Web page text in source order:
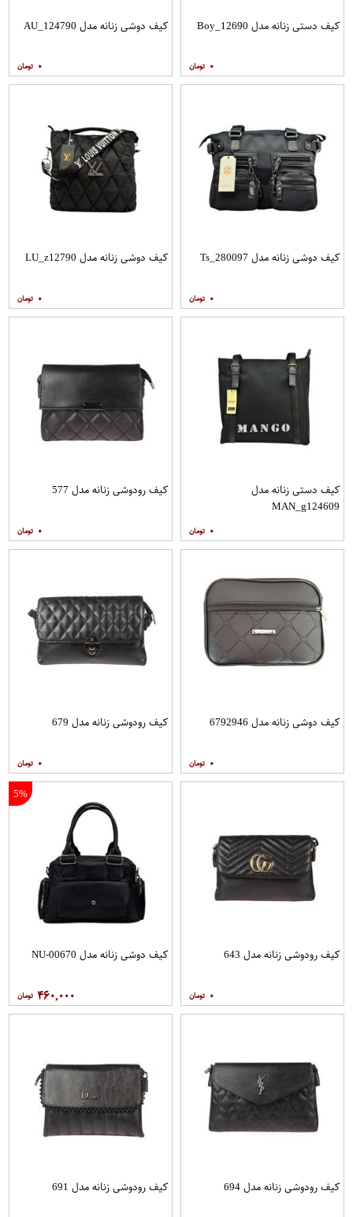
کیف دستی زنانه مدل Boy_12690
۰
کیف دوشی زنانه مدل AU_124790
۰
کیف دوشی زنانه مدل Ts_280097
۰
کیف دوشی زنانه مدل LU_z12790
۰
کیف دستی زنانه مدل
MAN_g124609
۰
کیف رودوشی زنانه مدل 577
۰
کیف دوشی زنانه مدل 6792946
۰
کیف رودوشی زنانه مدل 679
۰
کیف رودوشی زنانه مدل 643
۰
5%
کیف دوشی زنانه مدل NU-00670
۴۶۰,۰۰۰
کیف رودوشی زنانه مدل 694 کیف رودوشی زنانه مدل 691